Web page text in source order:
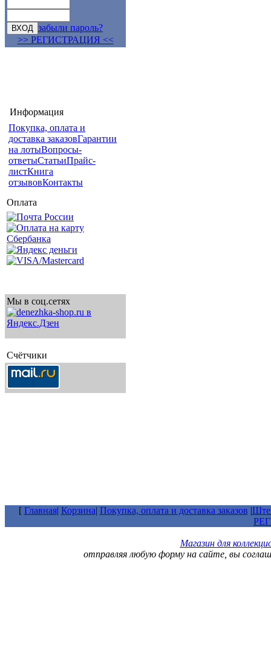
забыли пароль?
>> РЕГИСТРАЦИЯ <<
Информация
Покупка, оплата и
доставка заказовГарантии
на лотыВопросы-
ответыСтатьиПрайс-
листКнига
отзывовКонтакты
Оплата
Мы в соц.сетях
Счётчики
[ Главная| Корзина| Покупка, оплата и доставка заказов |
Магазин для
отправляя любую форму на сайте, вы